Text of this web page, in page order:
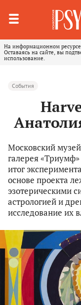
На информационном
Оставаясь на сайте, вы
использование.
События
Московский
галерея
итог
основе проекта
эзотерическими
астрологией и
исследование их